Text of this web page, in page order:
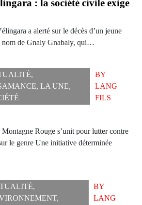
: la société civile exige
a alerté sur le décès d’un jeune
nom de Gnaly Gnabaly, qui…
,
,LA UNE,
BY
LANG
FILS
Rouge s’unit pour lutter contre
le genre Une initiative déterminée
,
,
BY
LANG